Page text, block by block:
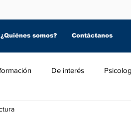
¿Quiénes somos? Contáctanos
De interés